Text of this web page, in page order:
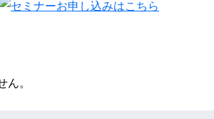
ん。